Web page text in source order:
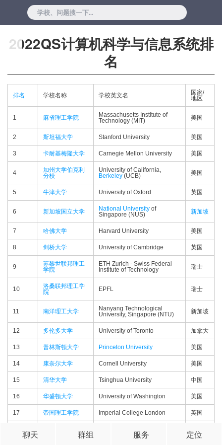
2022QS计算机科学与信息系统排
名
排名 学校名称 学校英文名
国家/
地区
1 麻省理工学院
Massachusetts Institute of
Technology (MIT)
美国
2 斯坦福大学 Stanford University 美国
3 卡耐基梅隆大学 Carnegie Mellon University 美国
4
加州大学伯克利
分校
University of California,
Berkeley (UCB) 美国
5 牛津大学 University of Oxford 英国
6 新加坡国立大学 National University of
Singapore (NUS)
新加坡
7 哈佛大学 Harvard University 美国
8 剑桥大学 University of Cambridge 英国
9
苏黎世联邦理工
学院
ETH Zurich - Swiss Federal
Institute of Technology
瑞士
10
洛桑联邦理工学
院
EPFL 瑞士
11 南洋理工大学
Nanyang Technological
University, Singapore (NTU)
新加坡
12 多伦多大学 University of Toronto 加拿大
13 普林斯顿大学 Princeton University 美国
14 康奈尔大学 Cornell University 美国
15 清华大学 Tsinghua University 中国
16 华盛顿大学 University of Washington 美国
17 帝国理工学院 Imperial College London 英国
Angeles (UCLA)
美国
聊天 群组 服务 定位